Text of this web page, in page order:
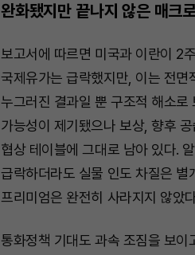
완화됐지만 끝나지 않은 매크
보고서에 따르면 미국과 이란이 2
국제유가는 급락했지만, 이는 전
누그러진 결과일 뿐 구조적 해소
가능성이 제기됐으나 보상, 향후
협상 테이블에 그대로 남아 있다.
급락하더라도 실물 인도 차질은
프리미엄은 완전히 사라지지 않았
통화정책 기대도 과속 조짐을 보이